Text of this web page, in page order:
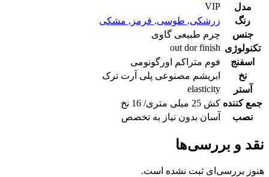
مدل
VIP
رنگ
زرشکی, طوسی, قرمز , مشکی
جنس
چرم طبیعی گاوی
تکنولوژی out dor finish
اسفنج
فوم متراکم اورگونومی
نخ
ابریشم مصنوعی پلی آرت ترک
آستر
elasticity
جمع کننده کش 25 میلی متری/ 16 نخ
نصب
آسان بدون نیاز به تخصص
نقد و بررسی‌ها
هنوز بررسی‌ای ثبت نشده است.